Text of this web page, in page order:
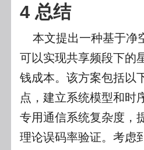
4 总结
本文提出一种基于净
可以实现共享频段下的
钱成本。该方案包括以
点，建立系统模型和时
专用通信系统复杂度，
理论误码率验证。考虑